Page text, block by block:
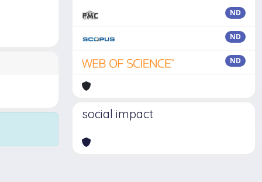
ND
ND
ND
social impact